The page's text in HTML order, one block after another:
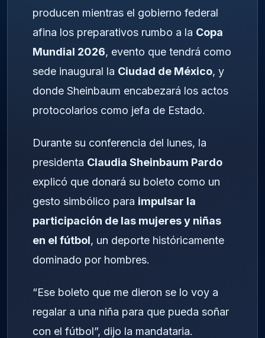
producen mientras el gobierno federal
afina los preparativos rumbo a la Copa
Mundial 2026, evento que tendrá como
sede inaugural la Ciudad de México, y
donde Sheinbaum encabezará los actos
protocolarios como jefa de Estado.
Durante su conferencia del lunes, la
presidenta Claudia Sheinbaum Pardo
explicó que donará su boleto como un
gesto simbólico para impulsar la
participación de las mujeres y niñas
en el fútbol, un deporte históricamente
dominado por hombres.
“Ese boleto que me dieron se lo voy a
regalar a una niña para que pueda soñar
con el fútbol”, dijo la mandataria.